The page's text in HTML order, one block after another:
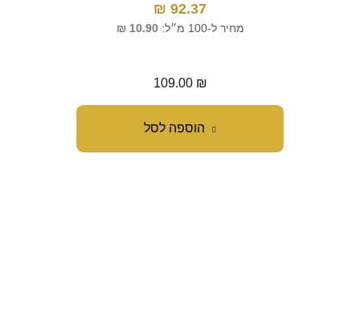
הוספה לסל
92.37
₪
מחיר ל-100 מ״ל: 10.90
₪
109.00 ₪